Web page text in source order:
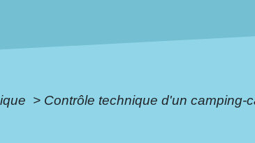
> Contrôle technique d'un camping-